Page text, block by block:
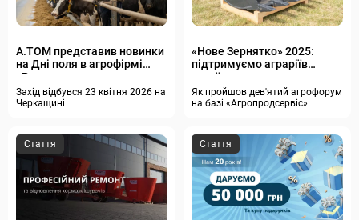
A.TOM представив новинки
на Дні поля в агрофірмі
«Розволожжя»
Захід відбувся 23 квітня 2026 на
Черкащині
«Нове Зернятко» 2025:
підтримуємо аграріїв
українським
Як пройшов дев'ятий агрофорум
на базі «Агропродсервіс»
Стаття Стаття